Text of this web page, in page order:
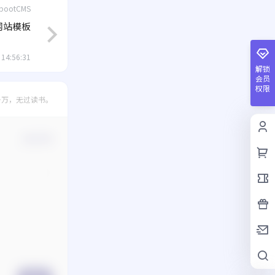
模板
，无过读书。
解锁
会员
权限